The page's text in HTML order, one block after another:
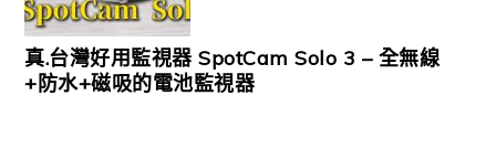
真.台灣好用監視器 SpotCam Solo 3 – 全無線
+防水+磁吸的電池監視器